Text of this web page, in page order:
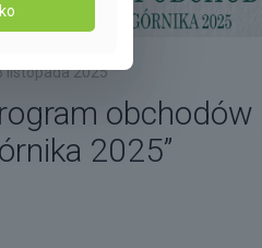
listopada 2025
obchodów
2025”